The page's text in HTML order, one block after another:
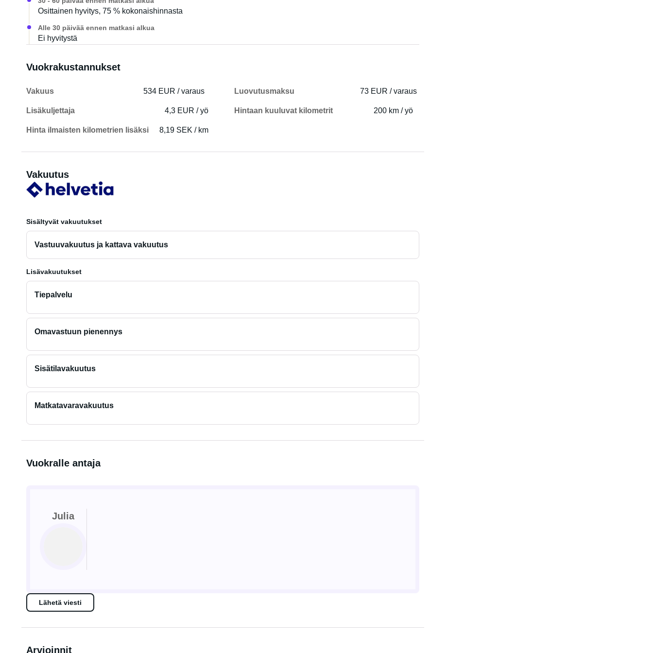
Osittainen hyvitys, 75 % kokonaishinnasta
Alle 30 päivää ennen matkasi alkua
Ei hyvitystä
Vuokrakustannukset
Vakuus 534 EUR / varaus Luovutusmaksu 73 EUR / varaus
Lisäkuljettaja 4,3 EUR / yö Hintaan kuuluvat kilometrit 200 km / yö
Hinta ilmaisten kilometrien lisäksi 8,19 SEK / km
Vakuutus
Sisältyvät vakuutukset
Vastuuvakuutus ja kattava vakuutus
Lisävakuutukset
Tiepalvelu
Omavastuun pienennys
Sisätilavakuutus
Matkatavaravakuutus
Vuokralle antaja
Julia
Lähetä viesti
Arvioinnit